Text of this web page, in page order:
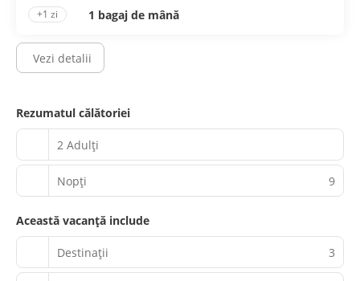
+1 zi
1 bagaj de mână
Vezi detalii
Rezumatul călătoriei
2 Adulți
Nopţi 9
Această vacanță include
Destinații 3